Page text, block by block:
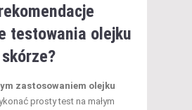
testowania olejku
zastosowaniem olejku
prosty test na małym